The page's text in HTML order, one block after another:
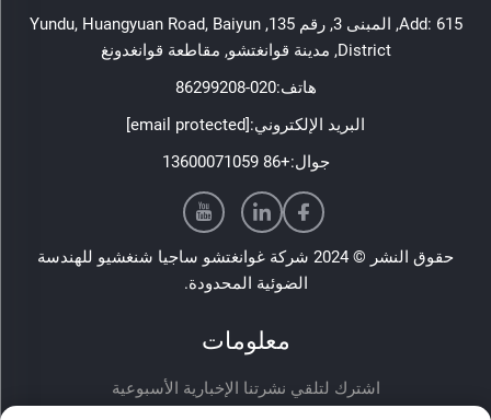
Add: 615, المبنى 3, رقم 135, Yundu, Huangyuan Road, Baiyun
District, مدينة قوانغتشو, مقاطعة قوانغدونغ
هاتف:020-86299208
البريد الإلكتروني:
جوال:+86 13600071059
حقوق النشر © 2024 شركة غوانغتشو ساجيا شنغشيو للهندسة
الضوئية المحدودة.
معلومات
اشترك لتلقي نشرتنا الإخبارية الأسبوعية